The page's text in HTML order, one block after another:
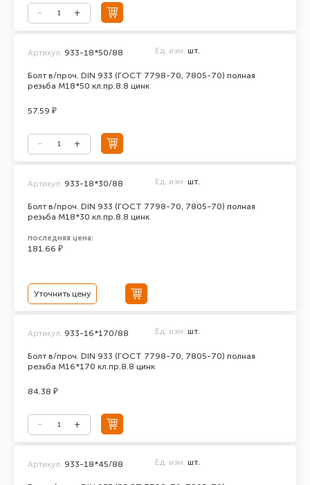
Болт в/проч. DIN 933 (ГОСТ 7798-70, 7805-70) полная
резьба М18*50 кл.пр.8.8 цинк
Артикул: 933-18*50/88 Ед. изм. шт.
57.59 ₽
Болт в/проч. DIN 933 (ГОСТ 7798-70, 7805-70) полная
резьба М18*30 кл.пр.8.8 цинк
Артикул: 933-18*30/88 Ед. изм. шт.
последняя цена:
181.66 ₽
Уточнить цену
Болт в/проч. DIN 933 (ГОСТ 7798-70, 7805-70) полная
резьба М16*170 кл.пр.8.8 цинк
Артикул: 933-16*170/88 Ед. изм. шт.
84.38 ₽
Артикул: 933-18*45/88 Ед. изм. шт.